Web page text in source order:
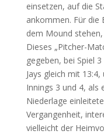
einsetzen, auf die
ankommen. Für die
dem Mound
Dieses „Pitcher-
gegeben, bei Spiel
Jays gleich mit
Innings 3 und 4, als
Niederlage
Vergangenheit,
vielleicht der